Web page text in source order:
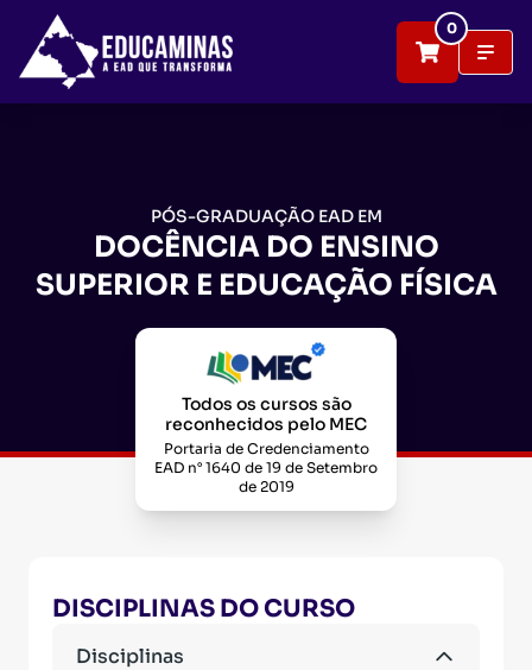
0
PÓS-GRADUAÇÃO EAD EM
DOCÊNCIA DO ENSINO
SUPERIOR E EDUCAÇÃO FÍSICA
Todos os cursos são
reconhecidos pelo MEC
Portaria de Credenciamento
EAD n° 1640 de 19 de Setembro
de 2019
DISCIPLINAS DO CURSO
Disciplinas